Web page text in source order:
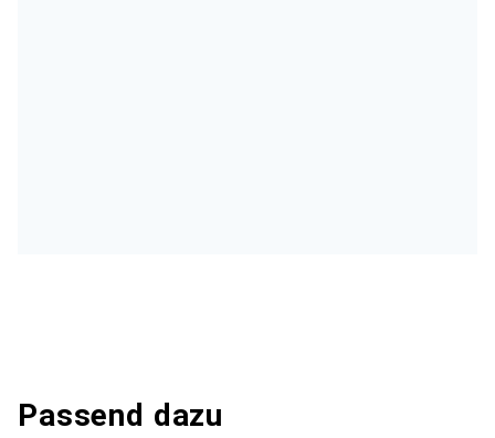
Passend dazu